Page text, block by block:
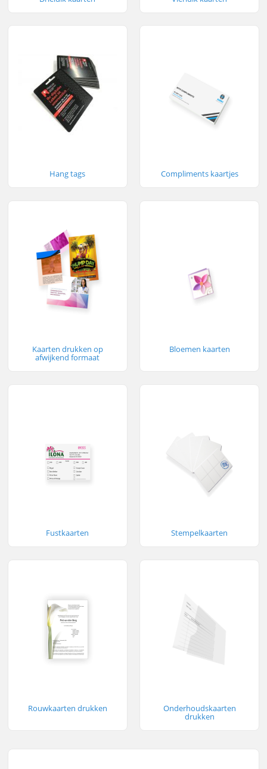
Hang tags Compliments kaartjes
Kaarten drukken op
afwijkend formaat
Bloemen kaarten
Fustkaarten Stempelkaarten
Rouwkaarten drukken Onderhoudskaarten
drukken